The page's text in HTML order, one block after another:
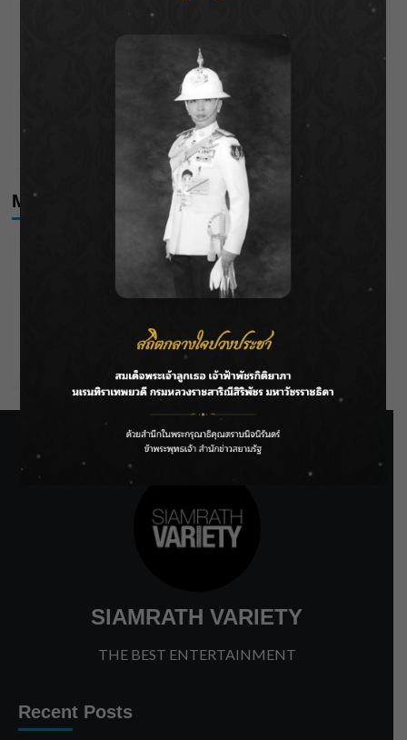
กรมชลฯ เกาะติดฝนทั่วประเทศ เตรียมเครื่องจักรรับมือน้ำ
เดือดโค้งสุดท้าย! “ภณ ณวัสน์ – จีน่า ญีนา” ส่ง “ธาตรี” เรต
ติ้งพุ่ง พาคนดูแห่ลุ้นบทสรุป 10 สิงหาคมนี้ !
Meta
SIAMRATH VARIETY
THE BEST ENTERTAINMENT
Recent Posts